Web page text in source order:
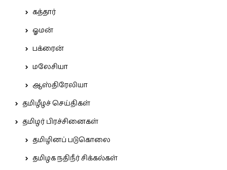
கத்தார்
ஓமன்
பக்ரைன்
மலேசியா
ஆஸ்திரேலியா
தமிழீழச் செய்திகள்
தமிழர் பிரச்சினைகள்
தமிழினப் படுகொலை
தமிழக நதிநீர் சிக்கல்கள்